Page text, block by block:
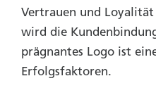
Vertrauen und
wird die
prägnantes Logo ist
Erfolgsfaktoren.